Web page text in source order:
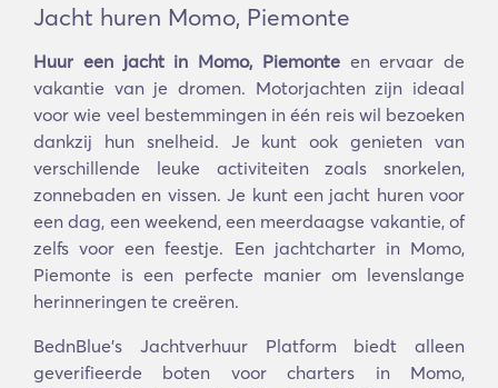
Jacht huren Momo, Piemonte
Huur een jacht in Momo, Piemonteen ervaar de
vakantie van je dromen. Motorjachten zijn ideaal
voor wie veel bestemmingen in één reis wil bezoeken
dankzij hun snelheid. Je kunt ook genieten van
verschillende leuke activiteiten zoals snorkelen,
zonnebaden en vissen. Je kunt een jacht huren voor
een dag, een weekend, een meerdaagse vakantie, of
zelfs voor een feestje. Een jachtcharter in Momo,
Piemonte is een perfecte manier om levenslange
herinneringen te creëren.
BednBlue's Jachtverhuur Platform biedt alleen
geverifieerde boten voor charters in Momo,